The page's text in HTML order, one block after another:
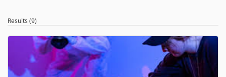
Results (9)